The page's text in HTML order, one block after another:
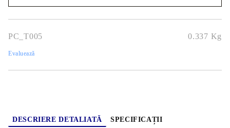
PC_T005 0.337 Kg
Evaluează
DESCRIERE DETALIATĂ
SPECIFICAȚII